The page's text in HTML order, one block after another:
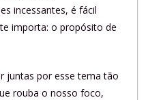
incessantes, é fácil
importa: o propósito de
juntas por esse tema tão
rouba o nosso foco,